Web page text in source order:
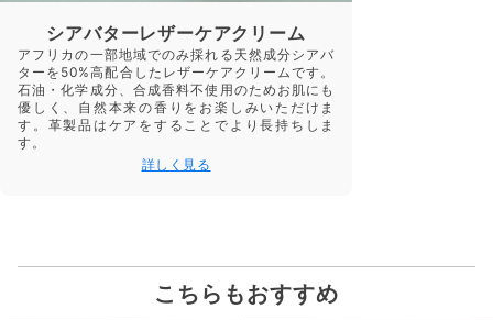
シアバターレザーケアクリーム
アフリカの一部地域でのみ採れる天然成分シアバ
ターを50%高配合したレザーケアクリームです。
石油・化学成分、合成香料不使用のためお肌にも
優しく、自然本来の香りをお楽しみいただけま
す。革製品はケアをすることでより長持ちしま
す。
詳しく見る
こちらもおすすめ